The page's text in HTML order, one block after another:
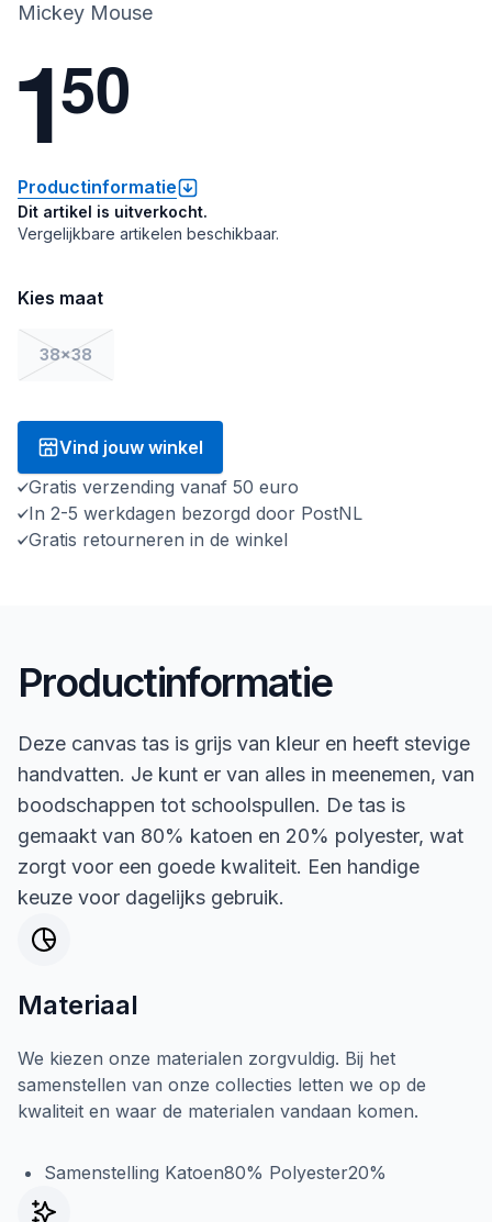
Mickey Mouse
150
Productinformatie
Dit artikel is uitverkocht.
Vergelijkbare artikelen beschikbaar.
Kies maat
38x38
Vind jouw winkel
Gratis verzending vanaf 50 euro
In 2-5 werkdagen bezorgd door PostNL
Gratis retourneren in de winkel
Productinformatie
Deze canvas tas is grijs van kleur en heeft stevige
handvatten. Je kunt er van alles in meenemen, van
boodschappen tot schoolspullen. De tas is
gemaakt van 80% katoen en 20% polyester, wat
zorgt voor een goede kwaliteit. Een handige
keuze voor dagelijks gebruik.
Materiaal
We kiezen onze materialen zorgvuldig. Bij het
samenstellen van onze collecties letten we op de
kwaliteit en waar de materialen vandaan komen.
Samenstelling Katoen80% Polyester20%